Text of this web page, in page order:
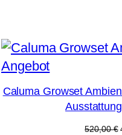
AngebotProdukt
Angebot
Caluma Growset
520,00€